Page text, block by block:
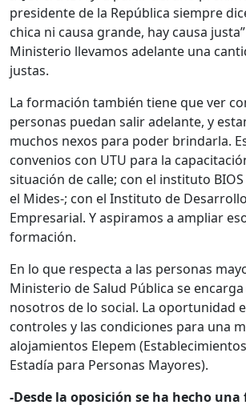
presidente de la República siempre
chica ni causa grande, hay causa
Ministerio llevamos adelante una
justas.
La formación también tiene que ver
personas puedan salir adelante, y
muchos nexos para poder brindarla.
convenios con UTU para la
situación de calle; con el instituto
el Mides-; con el Instituto de
Empresarial. Y aspiramos a ampliar
formación.
En lo que respecta a las personas
Ministerio de Salud Pública se
nosotros de lo social. La oportunidad
controles y las condiciones para una
alojamientos Elepem
Estadía para Personas Mayores).
-Desde la oposición se ha hecho